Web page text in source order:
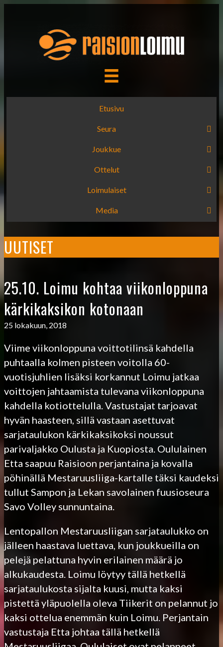
Etusivu
Seura
Joukkue
Ottelut
Loimulaiset
Media
UUTISET
25.10. Loimu kohtaa viikonloppuna
kärkikaksikon kotonaan
25 lokakuun, 2018
Viime viikonloppuna voittotilinsä kahdella
puhtaalla kolmen pisteen voitolla 60-
vuotisjuhlien lisäksi korkannut Loimu jatkaa
voittojen jahtaamista tulevana viikonloppuna
kahdella kotiottelulla. Vastustajat tarjoavat
hyvän haasteen, sillä vastaan asettuvat
sarjataulukon kärkikaksikoksi noussut
parivaljakko Oulusta ja Kuopiosta. Oululainen
Etta saapuu Raisioon perjantaina ja kovalla
pöhinällä Mestaruusliiga-kartalle täksi kaudeksi
tullut Sampon ja Lekan savolainen fuusioseura
Savo Volley sunnuntaina.
Lentopallon Mestaruusliigan sarjataulukko on
jälleen haastava luettava, kun joukkueilla on
pelejä pelattuna hyvin erilainen määrä jo
alkukaudesta. Loimu löytyy tällä hetkellä
sarjataulukosta sijalta kuusi, mutta kaksi
pistettä yläpuolella oleva Tiikerit on pelannut jo
kaksi ottelua enemmän kuin Loimu. Perjantain
vastustaja Etta johtaa tällä hetkellä